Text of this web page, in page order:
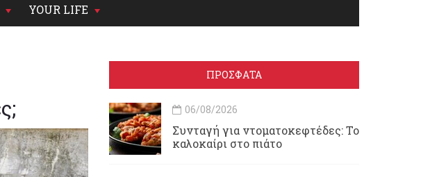
YOUR LIFE
ΠΡΟΣΦΑΤΑ
06/08/2026
Συνταγή για ντοματοκεφτέδες: Το
καλοκαίρι στο πιάτο